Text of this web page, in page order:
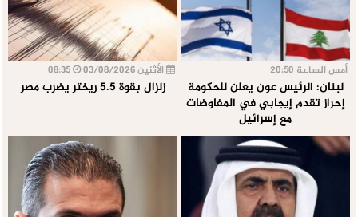
أمس الساعة 20:50
لبنان: الرئيس عون يعلن للحكومة
إحراز تقدم إيجابي في المفاوضات
مع إسرائيل
الأثنين 03/08/2026
زلزال بقوة 5.5 ريختر يضرب مصر